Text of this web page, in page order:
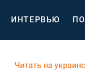
ИНТЕРВЬЮ
Читать на